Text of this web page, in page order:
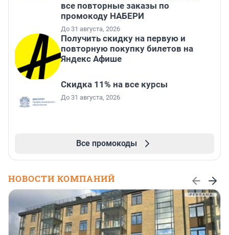
все повторные заказы по
промокоду НАБЕРИ
До 31 августа, 2026
Получить скидку на первую и
повторную покупку билетов на
Яндекс Афише
Скидка 11% на все курсы
До 31 августа, 2026
Все промокоды
НОВОСТИ КОМПАНИЙ